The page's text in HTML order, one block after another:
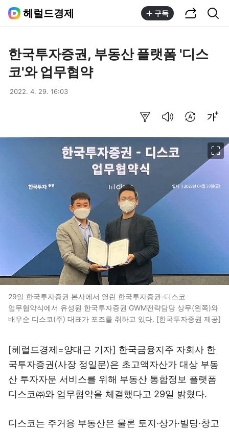
헤럴드경제 구독
한국투자증권, 부동산 플랫폼 '디스
코'와 업무협약
2022. 4. 29. 16:03
29일 한국투자증권 본사에서 열린 한국투자증권-디스코
업무협약식에서 유성원 한국투자증권 GWM전략담당 상무(왼쪽)와
배우순 디스코(주) 대표가 포즈를 취하고 있다. [한국투자증권 제공]
[헤럴드경제=양대근 기자] 한국금융지주 자회사 한
국투자증권(사장 정일문)은 초고액자산가 대상 부동
산 투자자문 서비스를 위해 부동산 통합정보 플랫폼
디스코㈜와 업무협약을 체결했다고 29일 밝혔다.
디스코는 주거용 부동산은 물론 토지·상가·빌딩·창고